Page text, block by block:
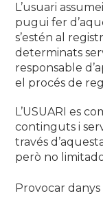
L’usuari
pugui fer
s’estén al
determinats
responsable
el procés de
L’USUARI es
continguts i
través
però no
Provocar danys